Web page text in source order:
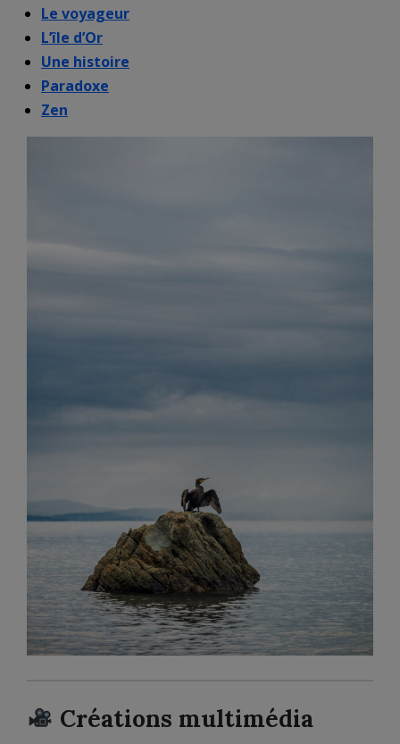
Le voyageur
L’île d’Or
Une histoire
Paradoxe
Zen
Créations multimédia